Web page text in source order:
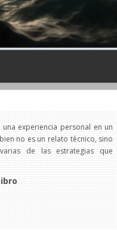
experiencia personal en un
no es un relato técnico, sino
de las estrategias que